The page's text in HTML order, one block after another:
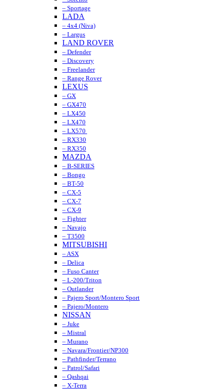
– Sportage
LADA
– 4x4 (Niva)
– Largus
LAND ROVER
– Defender
– Discovery
– Freelander
– Range Rover
LEXUS
– GX
– GX470
– LX450
– LX470
– LX570
– RX330
– RX350
MAZDA
– B-SERIES
– Bongo
– BT-50
– CX-5
– CX-7
– CX-9
– Fighter
– Navajo
– T3500
MITSUBISHI
– ASX
– Delica
– Fuso Canter
– L-200/Triton
– Outlander
– Pajero Sport/Montero Sport
– Pajero/Montero
NISSAN
– Juke
– Mistral
– Murano
– Navara/Frontier/NP300
– Pathfinder/Terrano
– Patrol/Safari
– Qashqai
– X-Terra